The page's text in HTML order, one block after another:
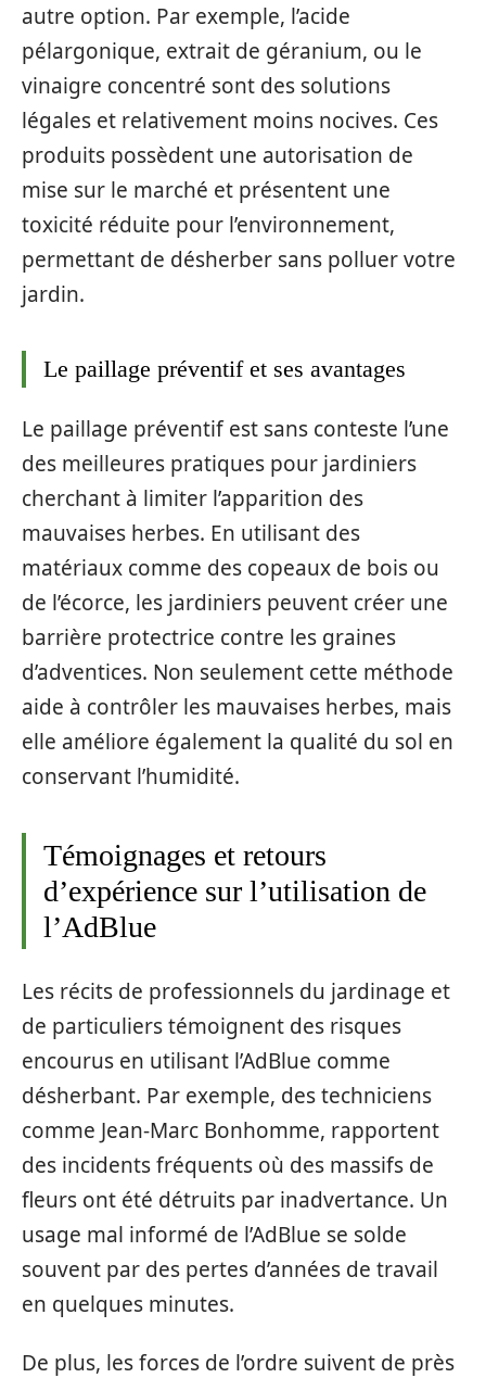
autre option. Par exemple, l’acide
pélargonique, extrait de géranium, ou le
vinaigre concentré sont des solutions
légales et relativement moins nocives. Ces
produits possèdent une autorisation de
mise sur le marché et présentent une
toxicité réduite pour l’environnement,
permettant de désherber sans polluer votre
jardin.
Le paillage préventif et ses avantages
Le paillage préventif est sans conteste l’une
des meilleures pratiques pour jardiniers
cherchant à limiter l’apparition des
mauvaises herbes. En utilisant des
matériaux comme des copeaux de bois ou
de l’écorce, les jardiniers peuvent créer une
barrière protectrice contre les graines
d’adventices. Non seulement cette méthode
aide à contrôler les mauvaises herbes, mais
elle améliore également la qualité du sol en
conservant l’humidité.
Témoignages et retours
d’expérience sur l’utilisation de
l’AdBlue
Les récits de professionnels du jardinage et
de particuliers témoignent des risques
encourus en utilisant l’AdBlue comme
désherbant. Par exemple, des techniciens
comme Jean-Marc Bonhomme, rapportent
des incidents fréquents où des massifs de
fleurs ont été détruits par inadvertance. Un
usage mal informé de l’AdBlue se solde
souvent par des pertes d’années de travail
en quelques minutes.
De plus, les forces de l’ordre suivent de près